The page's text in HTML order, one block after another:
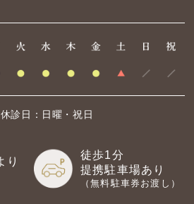
休診日：日曜・祝日
り
徒歩1分
提携駐車場あり
（無料駐車券お渡し）